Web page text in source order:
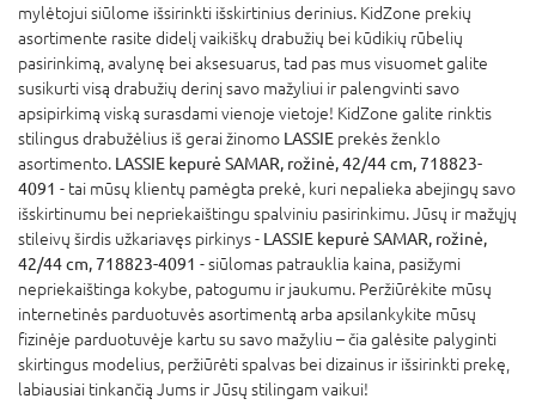
mylėtojui siūlome išsirinkti išskirtinius derinius. KidZone prekių
asortimente rasite didelį vaikiškų drabužių bei kūdikių rūbelių
pasirinkimą, avalynę bei aksesuarus, tad pas mus visuomet galite
susikurti visą drabužių derinį savo mažyliui ir palengvinti savo
apsipirkimą viską surasdami vienoje vietoje! KidZone galite rinktis
stilingus drabužėlius iš gerai žinomo LASSIE prekės ženklo
asortimento. LASSIE kepurė SAMAR, rožinė, 42/44 cm, 718823-
4091 - tai mūsų klientų pamėgta prekė, kuri nepalieka abejingų savo
išskirtinumu bei nepriekaištingu spalviniu pasirinkimu. Jūsų ir mažųjų
stileivų širdis užkariavęs pirkinys - LASSIE kepurė SAMAR, rožinė,
42/44 cm, 718823-4091 - siūlomas patrauklia kaina, pasižymi
nepriekaištinga kokybe, patogumu ir jaukumu. Peržiūrėkite mūsų
internetinės parduotuvės asortimentą arba apsilankykite mūsų
fizinėje parduotuvėje kartu su savo mažyliu – čia galėsite palyginti
skirtingus modelius, peržiūrėti spalvas bei dizainus ir išsirinkti prekę,
labiausiai tinkančią Jums ir Jūsų stilingam vaikui!